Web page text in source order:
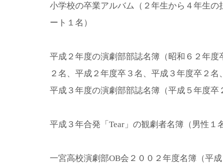
小学校の卒業アルバム（２年生から４年生の
ート１名）
平成２年度の演劇部部誌名簿（昭和６２年度
２名、平成２年度卒３名、平成３年度卒２
平成３年度の演劇部部誌名簿（平成５年度卒
平成３年合発「Tear」の観劇者名簿（男性１
一宮高校演劇部OB会２００２年度名簿（平